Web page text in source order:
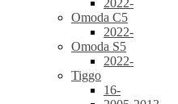
2022-
Omoda C5
2022-
Omoda S5
2022-
Tiggo
16-